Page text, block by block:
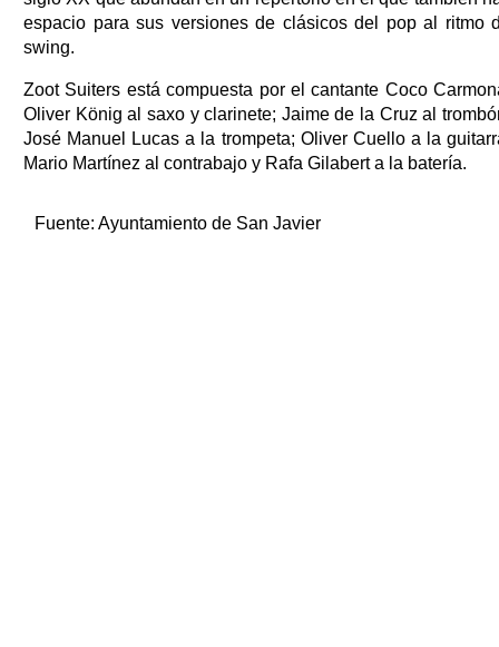
espacio para sus versiones de clásicos del pop al ritmo
swing.
Zoot Suiters está compuesta por el cantante Coco
Oliver König al saxo y clarinete; Jaime de la Cruz al
José Manuel Lucas a la trompeta; Oliver Cuello a la
Mario Martínez al contrabajo y Rafa Gilabert a la batería.
Fuente: Ayuntamiento de San Javier